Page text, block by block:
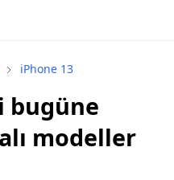
iPhone 13
bugüne
modeller